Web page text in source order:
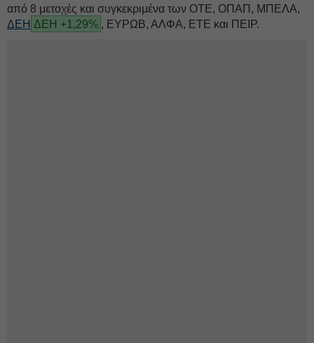
από 8 μετοχές και συγκεκριμένα των ΟΤΕ, ΟΠΑΠ, ΜΠΕΛΑ,
ΔΕΗ ΔΕΗ +1,29% , ΕΥΡΩΒ, ΑΛΦΑ, ΕΤΕ και ΠΕΙΡ.